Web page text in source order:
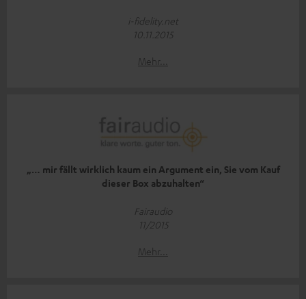
i-fidelity.net
10.11.2015
Mehr...
„… mir fällt wirklich kaum ein Argument ein, Sie vom Kauf
dieser Box abzuhalten“
Fairaudio
11/2015
Mehr...